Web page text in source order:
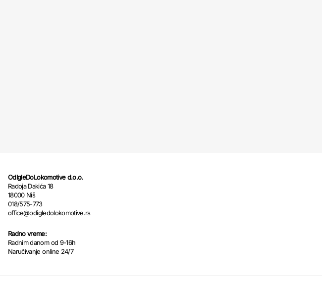
OdIgleDoLokomotive d.o.o.
Radoja Dakića 18
18000 Niš
018/575-773
office@odigledolokomotive.rs
Radno vreme:
Radnim danom od 9-16h
Naručivanje online 24/7